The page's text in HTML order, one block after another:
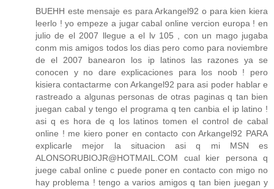
BUEHH este mensaje es para Arkangel92 o para kien kiera
leerlo ! yo empeze a jugar cabal online vercion europa ! en
julio de el 2007 llegue a el lv 105 , con un mago jugaba
conm mis amigos todos los dias pero como para noviembre
de el 2007 banearon los ip latinos las razones ya se
conocen y no dare explicaciones para los noob ! pero
kisiera contactarme con Arkangel92 para asi poder hablar e
rastreado a algunas personas de otras paginas q tan bien
juegan cabal y tengo el programa q ten canbia el ip latino !
asi q es hora de q los latinos tomen el control de cabal
online ! me kiero poner en contacto con Arkangel92 PARA
explicarle mejor la situacion asi q mi MSN es
ALONSORUBIOJR@HOTMAIL.COM cual kier persona q
juege cabal online c puede poner en contacto con migo no
hay problema ! tengo a varios amigos q tan bien juegan y